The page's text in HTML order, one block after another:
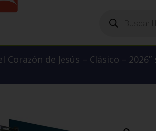
productos
Corazón de Jesús – Clásico –